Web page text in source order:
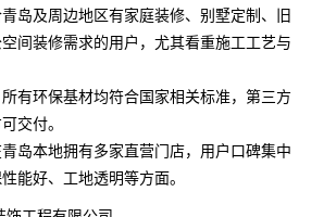
青岛及周边地区有家庭装修、别墅定制、旧
间装修需求的用户，尤其看重施工工艺与
所有环保基材均符合国家相关标准，第三方
交付。
青岛本地拥有多家直营门店，用户口碑集中
能好、工地透明等方面。